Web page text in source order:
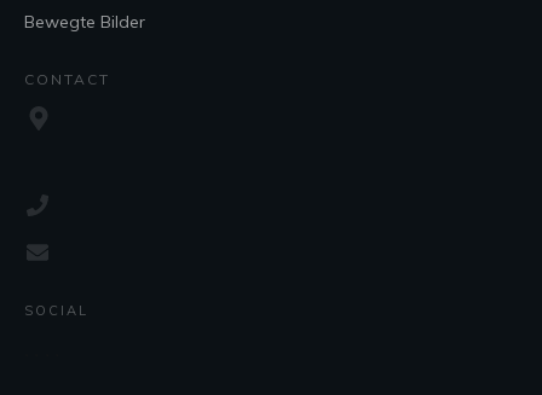
Bewegte Bilder
CONTACT
SOCIAL